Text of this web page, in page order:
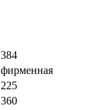
384
фирменная
225
360